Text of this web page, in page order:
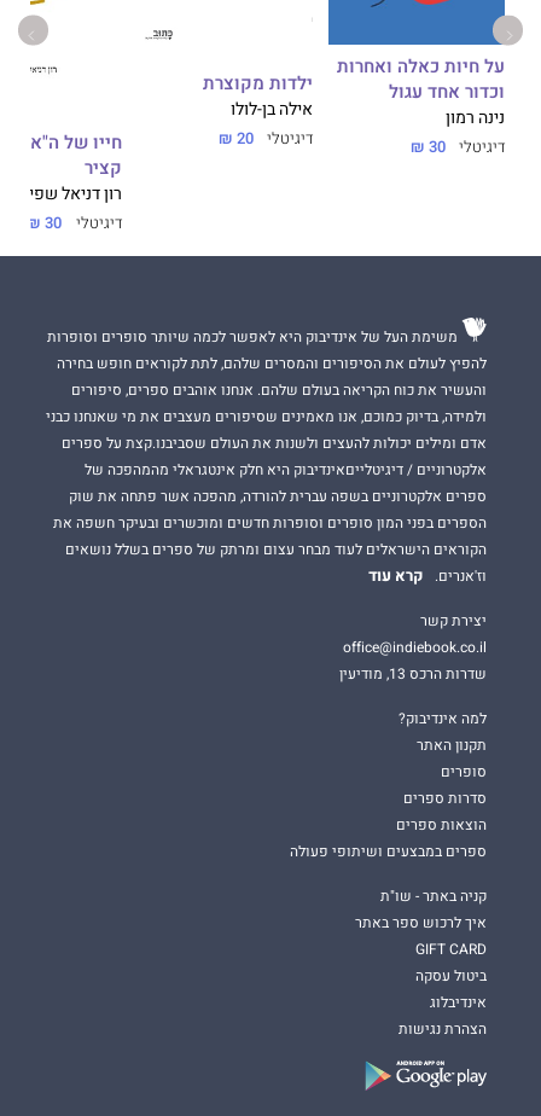
על חיות כאלה ואחרות
וכדור אחד עגול
נינה רמון
דיגיטלי 30 ₪
ילדות מקוצרת
אילה בן-לולו
דיגיטלי 20 ₪
חייו של ה"אני
קציר
רון דניאל שפי
דיגיטלי 30 ₪
משימת העל של אינדיבוק היא לאפשר לכמה שיותר סופרים וסופרות
להפיץ לעולם את הסיפורים והמסרים שלהם, לתת לקוראים חופש בחירה
והעשיר את כוח הקריאה בעולם שלהם. אנחנו אוהבים ספרים, סיפורים
ולמידה, בדיוק כמוכם, אנו מאמינים שסיפורים מעצבים את מי שאנחנו כבני
אדם ומילים יכולות להעצים ולשנות את העולם שסביבנו.קצת על ספרים
אלקטרוניים / דיגיטלייםאינדיבוק היא חלק אינטגראלי מהמהפכה של
ספרים אלקטרוניים בשפה עברית להורדה, מהפכה אשר פתחה את שוק
הספרים בפני המון סופרים וסופרות חדשים ומוכשרים ובעיקר חשפה את
הקוראים הישראלים לעוד מבחר עצום ומרתק של ספרים בשלל נושאים
וז'אנרים.
קרא עוד
יצירת קשר
office@indiebook.co.il
שדרות הרכס 13, מודיעין
למה אינדיבוק?
תקנון האתר
סופרים
סדרות ספרים
הוצאות ספרים
ספרים במבצעים ושיתופי פעולה
קניה באתר - שו"ת
איך לרכוש ספר באתר
GIFT CARD
ביטול עסקה
אינדיבלוג
הצהרת נגישות